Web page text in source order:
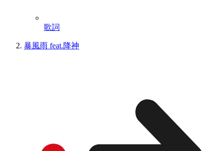
歌詞
暴風雨 feat.降神